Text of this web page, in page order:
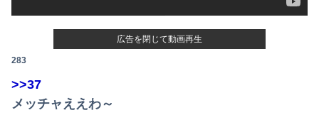
283
>>37
メッチャええわ～
広告を閉じて動画再生